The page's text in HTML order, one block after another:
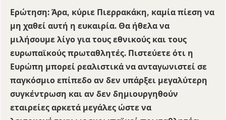
Ερώτηση: Άρα, κύριε Πιερρακάκη, καμία πίεση να
μη χαθεί αυτή η ευκαιρία. Θα ήθελα να
μιλήσουμε λίγο για τους εθνικούς και τους
ευρωπαϊκούς πρωταθλητές. Πιστεύετε ότι η
Ευρώπη μπορεί ρεαλιστικά να ανταγωνιστεί σε
παγκόσμιο επίπεδο αν δεν υπάρξει μεγαλύτερη
συγκέντρωση και αν δεν δημιουργηθούν
εταιρείες αρκετά μεγάλες ώστε να